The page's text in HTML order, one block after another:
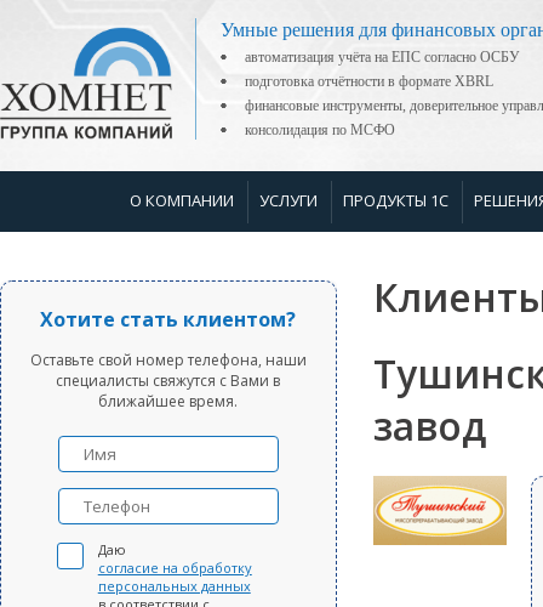
Умные решения для финансовых
автоматизация учёта на ЕПС согласно ОСБУ
подготовка отчётности в формате XBRL
финансовые инструменты, доверительное
консолидация по МСФО
О КОМПАНИИ УСЛУГИ ПРОДУКТЫ 1С
Хотите стать клиентом?
Оставьте свой номер телефона, наши
специалисты свяжутся с Вами в
ближайшее время.
Даю
согласие на обработку
персональных данных
завод